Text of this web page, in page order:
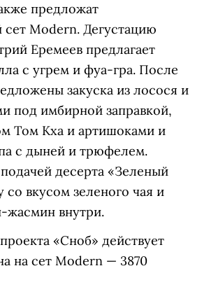
предложат
сет Modern. Дегустацию
Еремеев предлагает
с угрем и фуа-гра. После
закуска из лосося и
под имбирной заправкой,
Том Кха и артишоками и
с дыней и трюфелем.
десерта «Зеленый
вкусом зеленого чая и
жасмин внутри.
«Сноб» действует
на сет Modern — 3870